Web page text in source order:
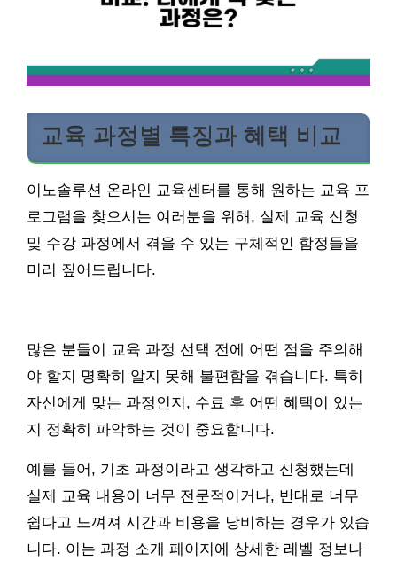
교육 과정별 특징과 혜택 비교
이노솔루션 온라인 교육센터를 통해 원하는 교육 프
로그램을 찾으시는 여러분을 위해, 실제 교육 신청
및 수강 과정에서 겪을 수 있는 구체적인 함정들을
미리 짚어드립니다.
많은 분들이 교육 과정 선택 전에 어떤 점을 주의해
야 할지 명확히 알지 못해 불편함을 겪습니다. 특히
자신에게 맞는 과정인지, 수료 후 어떤 혜택이 있는
지 정확히 파악하는 것이 중요합니다.
예를 들어, 기초 과정이라고 생각하고 신청했는데
실제 교육 내용이 너무 전문적이거나, 반대로 너무
쉽다고 느껴져 시간과 비용을 낭비하는 경우가 있습
니다. 이는 과정 소개 페이지에 상세한 레벨 정보나